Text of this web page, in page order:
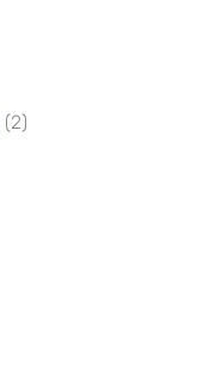
(2)